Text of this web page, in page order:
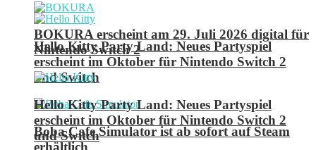
Hello Kitty Party Land: Neues Partyspiel
erscheint im Oktober für Nintendo Switch 2
und Switch
Boba Cafe Simulator ist ab sofort auf Steam
erhältlich
BOKURA erscheint am 29. Juli 2026 digital für
Nintendo Switch 2
Hello Kitty Party Land: Neues Partyspiel
erscheint im Oktober für Nintendo Switch 2
und Switch